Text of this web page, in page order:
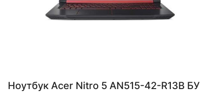
Ноутбук Acer Nitro 5 AN515-42-R13B БУ